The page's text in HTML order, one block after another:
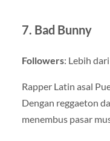
7. Bad Bunny
Followers: Lebih dari
Rapper Latin asal
Dengan reggaeton
menembus pasar